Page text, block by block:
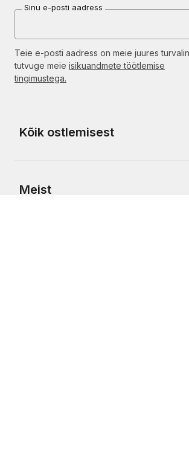
Sinu e-posti aadress
Teie e-posti aadress on meie juures
tutvuge meie isikuandmete töötlemise
tingimustega.
Kõik ostlemisest
Meist